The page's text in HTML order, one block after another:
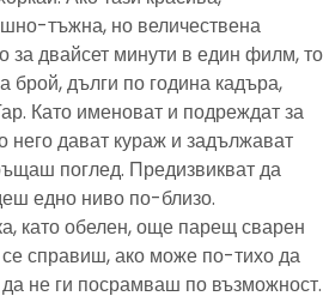
тъжна, но величествена
за двайсет минути в един филм, то
брой, дълги по година кадъра,
Като именоват и подреждат за
него дават кураж и задължават
поглед. Предизвикват да
едно ниво по-близо.
като обелен, още парещ сварен
справиш, ако може по-тихо да
не ги посрамваш по възможност.